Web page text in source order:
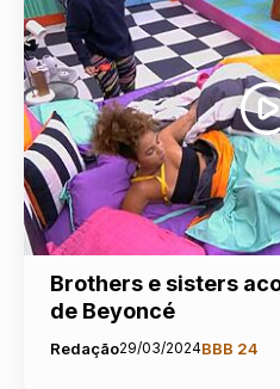
Brothers e sisters
de Beyoncé
Redação29/03/2024BBB 24